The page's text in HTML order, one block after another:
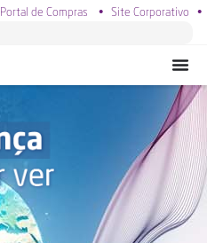
Portal de Compras • Site Corporativo •